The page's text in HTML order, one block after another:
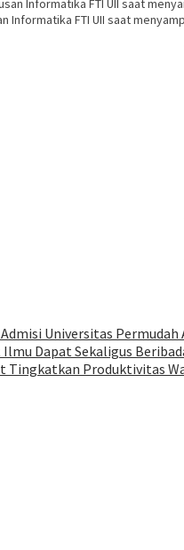
Informatika FTI UII saat
Universitas Permudah
Dapat Sekaligus
Tingkatkan Produktivitas